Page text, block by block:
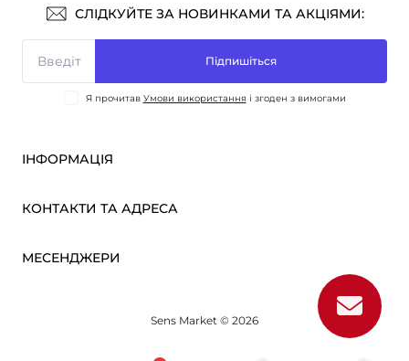
СЛІДКУЙТЕ ЗА НОВИНКАМИ ТА АКЦІЯМИ:
Підпишіться
Я прочитав Умови використання і згоден з вимогами
ІНФОРМАЦІЯ
ОПТ
Про нас
Повернення товару
КОНТАКТИ ТА АДРЕСА
МЕСЕНДЖЕРИ
Sens Market © 2026